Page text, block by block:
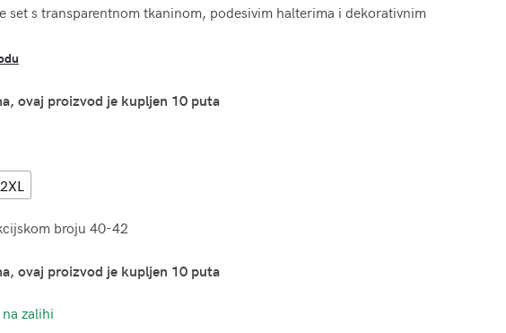
set s transparentnom tkaninom, podesivim halterima i dekorativnim
ovaj proizvod je kupljen 10 puta
broju 40-42
ovaj proizvod je kupljen 10 puta
zalihi